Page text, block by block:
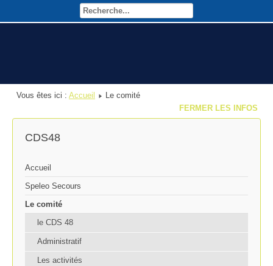
Vous êtes ici : Accueil Le comité
CDS48
Accueil
Speleo Secours
Le comité
le CDS 48
Administratif
Les activités
FERMER LES INFOS